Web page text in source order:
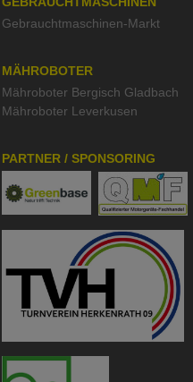
Gebrauchtmaschinen-Markt
MÄHROBOTER
Mähroboter Bergisch Gladbach
Mähroboter Leverkusen
PARTNER / SPONSORING